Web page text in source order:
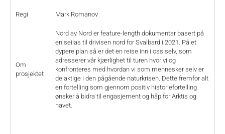
Regi Mark Romanov
Om
prosjektet
Nord av Nord er feature-length dokumentar basert på
en seilas til drivisen nord for Svalbard i 2021. På et
dypere plan så er det en reise inn i oss selv, som
adresserer vår kjærlighet til turen hvor vi og
konfronteres med hvordan vi som mennesker selv er
delaktige i den pågående naturkrisen. Dette fremfor alt
en fortelling som gjennom positiv historiefortelling
ønsker å bidra til engasjement og håp for Arktis og
havet.